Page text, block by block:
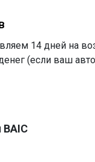
14 дней на
(если ваш